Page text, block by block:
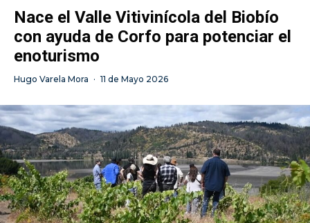
Nace el Valle Vitivinícola del Biobío
con ayuda de Corfo para potenciar el
enoturismo
Hugo Varela Mora · 11 de Mayo 2026